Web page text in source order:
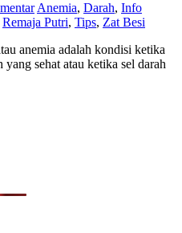
Anemia, Darah, Info
Remaja Putri, Tips, Zat Besi
anemia adalah kondisi ketika
sehat atau ketika sel darah